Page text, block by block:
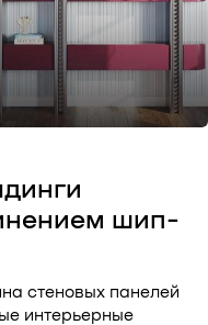
шип-
стеновых панелей
интерьерные